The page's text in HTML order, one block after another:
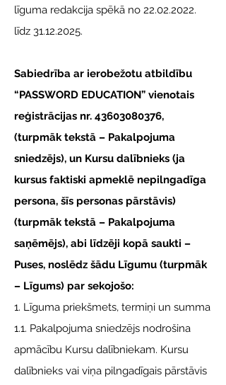
līguma redakcija spēkā no 22.02.2022.
līdz 31.12.2025.
Sabiedrība ar ierobežotu atbildību
“PASSWORD EDUCATION” vienotais
reģistrācijas nr. 43603080376,
(turpmāk tekstā – Pakalpojuma
sniedzējs), un Kursu dalībnieks (ja
kursus faktiski apmeklē nepilngadīga
persona, šīs personas pārstāvis)
(turpmāk tekstā – Pakalpojuma
saņēmējs), abi līdzēji kopā saukti –
Puses, noslēdz šādu Līgumu (turpmāk
– Līgums) par sekojošo:
1. Līguma priekšmets, termiņi un summa
1.1. Pakalpojuma sniedzējs nodrošina
apmācību Kursu dalībniekam. Kursu
dalībnieks vai viņa pilngadīgais pārstāvis